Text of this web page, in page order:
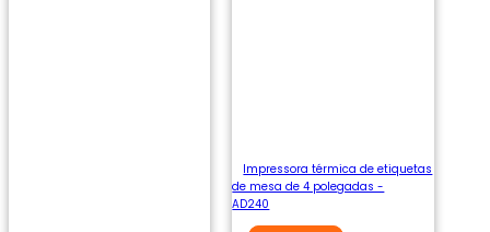
Impressora térmica de etiquetas
de mesa de 4 polegadas -
AD240